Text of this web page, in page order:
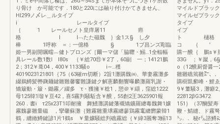
り骨け か可能です．180と220には融り付けかてきません、
Hl299ノ〆レ＿ルタイプ
i レールタイプ
｛ 1 レールセノト皇痒屠11 癌
格 l I﹁たた磁魏 ｝金1ス§ し夕
棒 1呼称 ＝：一億格 § 1ブ昌ンズ彫臨
姫一男副開嘱蠕︷健トブロンズ［爾一マ儲「脇囎・鰯…1全輻幅
具レール数1数l l80s ｛￥総70⑪￥2了，60副 一；14121鵬
2；312￥葺04，400￥1133騒o i∼…穫
4019023121801｛75（63確m切断）2旨1灘購魏㈱、華妻霧灘多
綴鵜鱒髪轡麹麺鍵雛難馨饗難謙鍵ク解憲麟翻響曝麟灘羅乳謝・
矯簸動・簸・鋤霧／綴多 τ・獲擁￥稔1，憩＠￥纈，窪総1222
母125韓1瑠￥亘42，喜5霧判騒駈含￥醗，55創2王3625901報
260．書i τ25x23T1叩耐擁 舞鰭灘講鍵藩襯矯鑛羅纏毒魏舞1嬢
霧魏蓼雛量磁 ，攣馨蘇灘｛難霧雛重壌霧纏蓼鶏霧竃纏欝蒙韓1
鶴，纏緻鱒鍵諺1片1鶴s ￥量嬢騒総判礁霧総｛￥緯3麗奪3鰯13
マイル
マイルゼ
タイ
イプ l
ト 樋
コ ｛ ’ 門
購︸醗｛ 鵬s
33G ；￥蹴，
o（12醗厨督
雛雛礁篶雛㌃、
購樹凱癬峰・鯉
9￥董騒3，灘癖
151｝（37醐髪
鞭・鯖縫、ド霧
㌧．．秘r㌦諮鱒